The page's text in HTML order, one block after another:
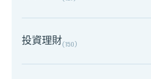
投資理財(150)